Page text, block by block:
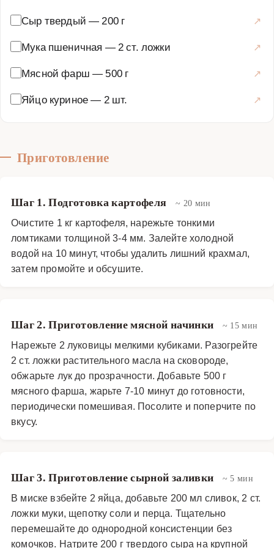
молоке и сливочном масле, которое должно быть
однородным и воздушным. Отдельно обжаривается лук
с морковью, к которым добавляется мясной фарш и
тушится до готовности с добавлением томатной пасты
выкладываются в форму, смазанную маслом, и
картофельного пюре, которое разравнивается и
тертым сыром (чаще всего используют моцареллу,
чеддер или российский) перед запеканием гарантирует
аппетитную тягучую шапку. Запекание в духовке при
температуре 180-200°C в течение 25-35 минут
позволяет всем ингредиентам пропитаться соками и
зеленью (петрушкой, укропом или зеленым луком), с
свежим овощным салатом. Это блюдо отлично
хранится в холодильнике и разогревается без потери
вкусовых качеств, что делает его perfect meal prep
вариантом. Картофельная запеканка с мясным фаршем
и сыром — это comfort food, который ассоциируется с
Сыр твердый — 200 г
Мука пшеничная — 2 ст. ложки
Мясной фарш — 500 г
Яйцо куриное— 2 шт.
Приготовление
Шаг 1. Подготовка картофеля ~ 20 мин
Очистите 1 кг картофеля, нарежьте тонкими
ломтиками толщиной 3-4 мм. Залейте холодной
водой на 10 минут, чтобы удалить лишний крахмал,
затем промойте и обсушите.
Шаг 2. Приготовление мясной начинки ~ 15 мин
Нарежьте 2 луковицы мелкими кубиками. Разогрейте
2 ст. ложки растительного масла на сковороде,
обжарьте лук до прозрачности. Добавьте 500 г
мясного фарша, жарьте 7-10 минут до готовности,
периодически помешивая. Посолите и поперчите по
вкусу.
Шаг 3. Приготовление сырной заливки ~ 5 мин
В миске взбейте 2 яйца, добавьте 200 мл сливок, 2 ст.
ложки муки, щепотку соли и перца. Тщательно
перемешайте до однородной консистенции без
комочков. Натрите 200 г твердого сыра на крупной